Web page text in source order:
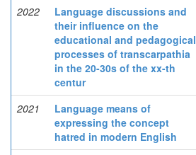
2022
Language discussions and
their influence on the
educational and pedagogical
processes of transcarpathia
in the 20-30s of the xx-th
centur
2021
Language means of
expressing the concept
hatred in modern English